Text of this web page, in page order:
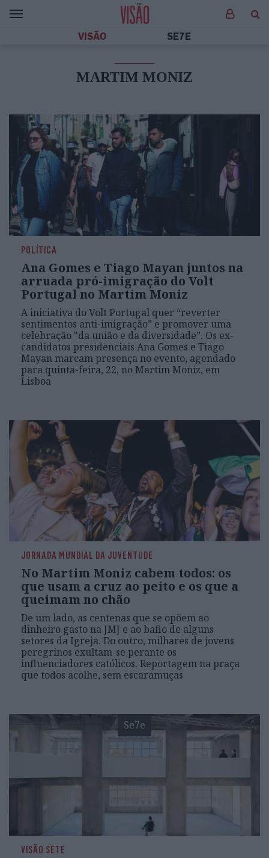
VISÃO SE7E
MARTIM MONIZ
POLÍTICA
Ana Gomes e Tiago Mayan juntos na
arruada pró-imigração do Volt
Portugal no Martim Moniz
A iniciativa do Volt Portugal quer “reverter
sentimentos anti-imigração” e promover uma
celebração "da união e da diversidade”. Os ex-
candidatos presidenciais Ana Gomes e Tiago
Mayan marcam presença no evento, agendado
para quinta-feira, 22, no Martim Moniz, em
Lisboa
JORNADA MUNDIAL DA JUVENTUDE
No Martim Moniz cabem todos: os
que usam a cruz ao peito e os que a
queimam no chão
De um lado, as centenas que se opõem ao
dinheiro gasto na JMJ e ao bafio de alguns
setores da Igreja. Do outro, milhares de jovens
peregrinos exultam-se perante os
influenciadores católicos. Reportagem na praça
que todos acolhe, sem escaramuças
Se7e
VISÃO SETE